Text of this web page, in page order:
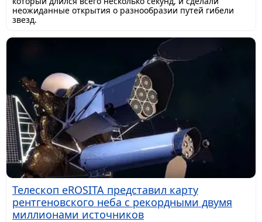
неожиданные открытия о разнообразии путей гибели
звезд.
Телескоп eROSITA представил карту
рентгеновского неба с рекордными двумя
миллионами источников